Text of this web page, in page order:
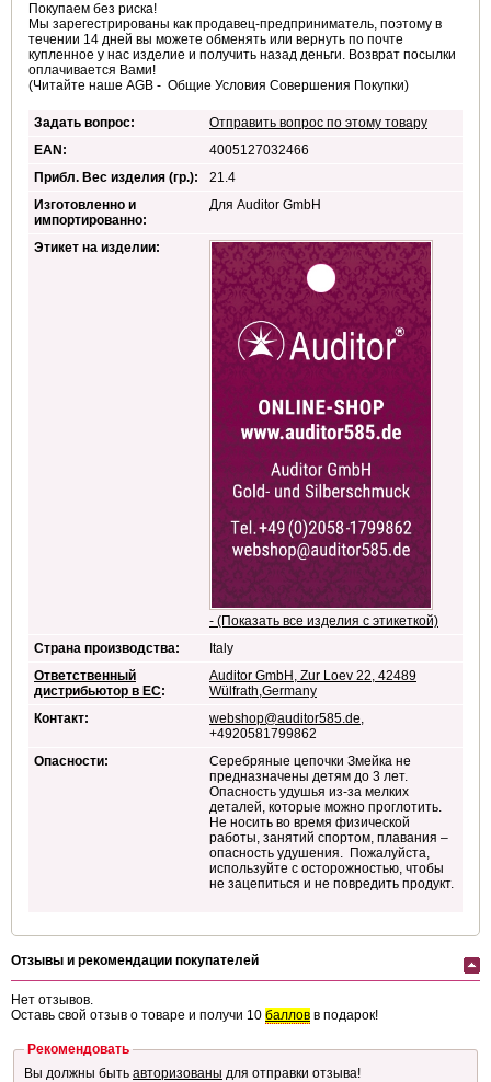
Покупаем без риска!
Мы зарегестрированы как продавец-предприниматель, поэтому в
течении 14 дней вы можете обменять или вернуть по почте
купленное у нас изделие и получить назад деньги. Возврат посылки
оплачивается Вами!
(Читайте наше AGB - Общие Условия Совершения Покупки)
Задать вопрос:
Отправить вопрос по этому товару
EAN:
4005127032466
Прибл. Вес изделия (гр.):
21.4
Изготовленно и
импортированно:
Для Auditor GmbH
Этикет на изделии:
- (Показать все изделия с этикеткой)
Страна производства:
Italy
Ответственный
дистрибьютор в ЕС:
Auditor GmbH, Zur Loev 22, 42489
Wülfrath,Germany
Контакт:
webshop@auditor585.de,
+4920581799862
Опасности:
Серебряные цепочки Змейка не
предназначены детям до 3 лет.
Опасность удушья из-за мелких
деталей, которые можно проглотить.
Не носить во время физической
работы, занятий спортом, плавания –
опасность удушения. Пожалуйста,
используйте с осторожностью, чтобы
не зацепиться и не повредить продукт.
Отзывы и рекомендации покупателей
Нет отзывов.
Оставь свой отзыв о товаре и получи 10 баллов в подарок!
Рекомендовать
Вы должны быть авторизованы для отправки отзыва!